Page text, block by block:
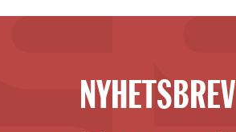
NYHETSBREV